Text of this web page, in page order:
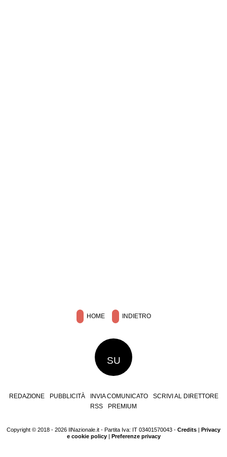
HOME INDIETRO
SU
REDAZIONE PUBBLICITÀ INVIA COMUNICATO
SCRIVI AL DIRETTORE
RSS
PREMIUM
Copyright © 2018 - 2026 IlNazionale.it - Partita Iva: IT 03401570043 - Credits | Privacy
e cookie policy| Preferenze privacy